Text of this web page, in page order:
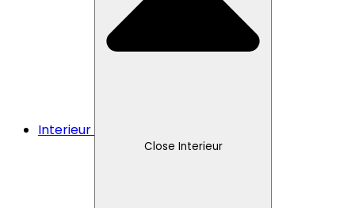
Interieur
Close Interieur